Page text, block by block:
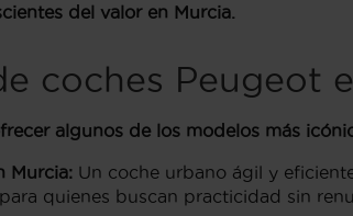
del valor en Murcia.
coches Peugeot
algunos de los modelos más
Murcia: Un coche urbano ágil y
quienes buscan practicidad sin